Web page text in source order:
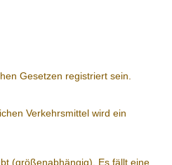
Gesetzen registriert sein.
Verkehrsmittel wird ein
(größenabhängig). Es fällt eine